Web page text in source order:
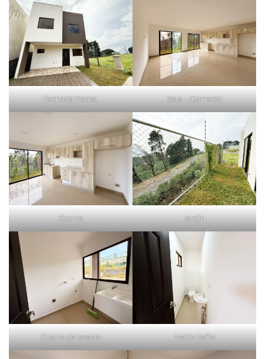
Fachada frontal Sala – Comedor
Cocina Jardín
Cuarto de lavado Medio baño